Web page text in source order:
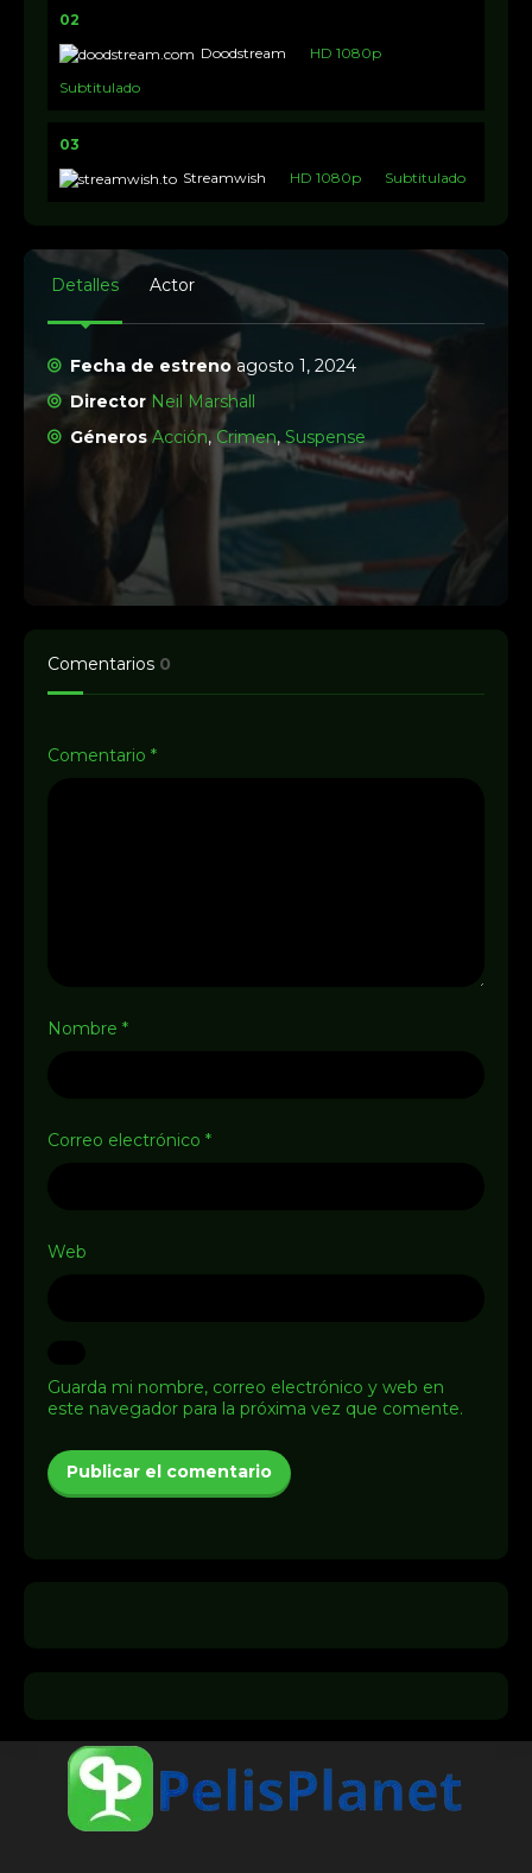
02
Doodstream
HD 1080p
Subtitulado
03
Streamwish
HD 1080p Subtitulado
Detalles Actor
Fecha de estrenoagosto 1, 2024
Director Neil Marshall
Géneros Acción,Crimen,Suspense
Comentarios 0
Comentario *
Nombre *
Correo electrónico *
Web
Guarda mi nombre, correo electrónico y web en
este navegador para la próxima vez que comente.